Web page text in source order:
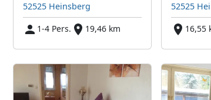
52525 Heinsberg
1-4 Pers.
19,46 km
52525
16,55